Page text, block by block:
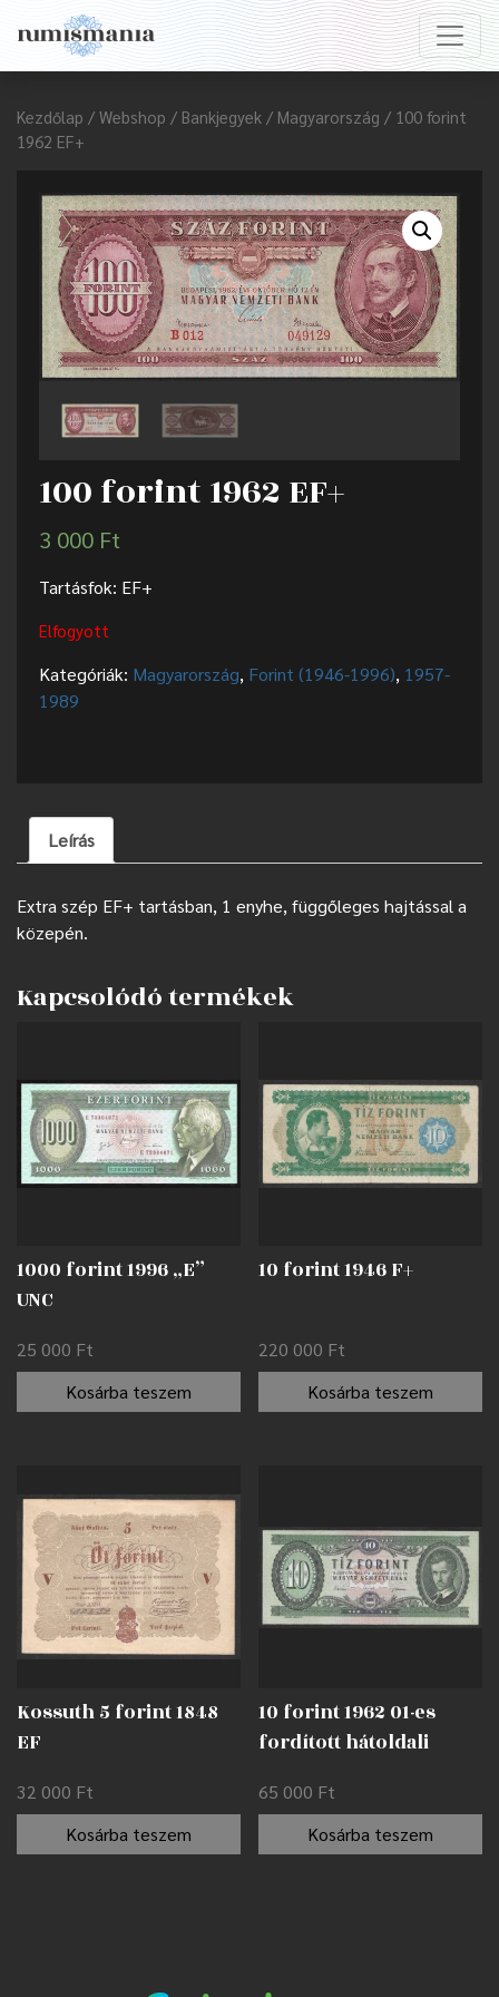
Kezdőlap / Webshop / Bankjegyek / Magyarország / 100 forint
1962 EF+
100 forint 1962 EF+
3 000 Ft
Tartásfok: EF+
Elfogyott
Kategóriák: Magyarország, Forint (1946-1996), 1957-
1989
Leírás
Extra szép EF+ tartásban, 1 enyhe, függőleges hajtással a
közepén.
Kapcsolódó termékek
1000 forint 1996 „E”
UNC
25 000 Ft
Kosárba teszem
10 forint 1946 F+
220 000 Ft
Kosárba teszem
Kossuth 5 forint 1848
EF
32 000 Ft
Kosárba teszem
10 forint 1962 01-es
fordított hátoldali
65 000 Ft
Kosárba teszem